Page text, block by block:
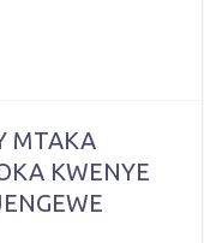
MTAKA
KWENYE